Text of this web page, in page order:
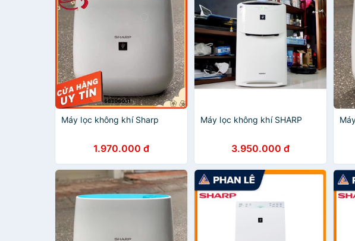
Máy lọc không khí Sharp
1.970.000 đ
Máy lọc không khí SHARP
3.950.000 đ